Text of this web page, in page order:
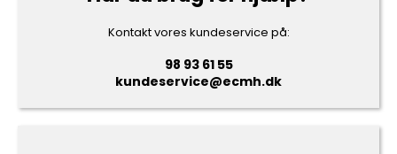
Kontakt vores kundeservice på:
98 93 61 55
kundeservice@ecmh.dk